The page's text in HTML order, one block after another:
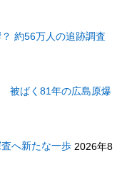
約56万人の追跡調査
被ばく81年の広島原爆
へ新たな一歩 2026年8